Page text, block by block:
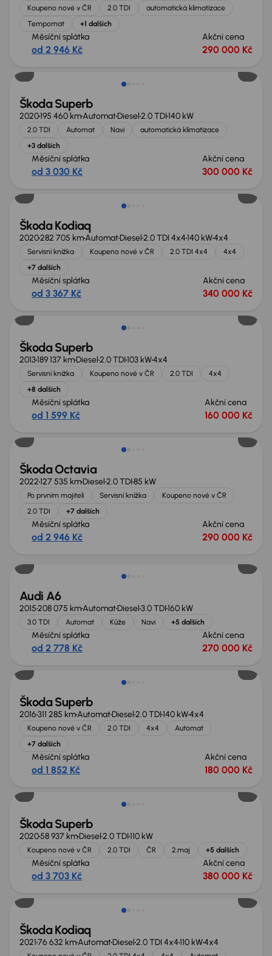
Koupeno nové v ČR 2.0 TDI
automatická klimatizace
Tempomat
+1 dalších
Měsíční splátka
od 2 946 Kč
Akční cena
290 000 Kč
Možnost odpočtu DPH
Škoda Superb
2020195 460 kmAutomatDiesel2.0 TDI140 kW
2.0 TDI Automat Navi
automatická klimatizace
+3 dalších
Měsíční splátka
od 3 030 Kč
Akční cena
300 000 Kč
Škoda Kodiaq
2020282 705 kmAutomatDiesel2.0 TDI 4x4140 kW4x4
Servisní knížka Koupeno nové v ČR 2.0 TDI 4x4
4x4
+7 dalších
Měsíční splátka
od 3 367 Kč
Akční cena
340 000 Kč
Zlevněno o 30 000 Kč
Škoda Superb
2013189 137 kmDiesel2.0 TDI103 kW4x4
Servisní knížka Koupeno nové v ČR 2.0 TDI
4x4
+8 dalších
Měsíční splátka
od 1 599 Kč
Akční cena
160 000 Kč
Extra sleva 19 000 Kč
Škoda Octavia
2022127 535 kmDiesel2.0 TDI85 kW
Po prvním majiteli Servisní knížka
Koupeno nové v ČR
2.0 TDI
+7 dalších
Měsíční splátka
od 2 946 Kč
Akční cena
290 000 Kč
Audi A6
2015208 075 kmAutomatDiesel3.0 TDI160 kW
3.0 TDI Automat Kůže Navi +5 dalších
Měsíční splátka
od 2 778 Kč
Akční cena
270 000 Kč
Škoda Superb
2016311 285 kmAutomatDiesel2.0 TDI140 kW4x4
Koupeno nové v ČR 2.0 TDI 4x4
Automat
+7 dalších
Měsíční splátka
od 1 852 Kč
Akční cena
180 000 Kč
Zlevněno o 10 000 Kč
Škoda Superb
202058 937 kmDiesel2.0 TDI110 kW
Koupeno nové v ČR 2.0 TDI ČR 2.maj +5 dalších
Měsíční splátka
od 3 703 Kč
Akční cena
380 000 Kč
Škoda Kodiaq
202176 632 kmAutomatDiesel2.0 TDI 4x4110 kW4x4